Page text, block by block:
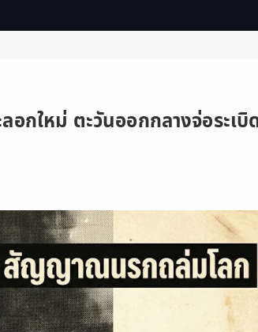
กใหม่ ตะวันออกกลางจ่อระเบิ